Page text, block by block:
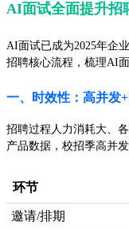
AI面试全面提升招
AI面试已成为2025年企
招聘核心流程，梳理AI
一、时效性：高并发
招聘过程人力消耗大、
产品数据，校招季高并
环节
邀请/排期